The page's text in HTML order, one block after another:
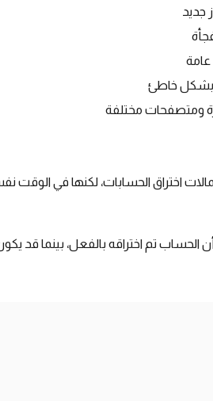
جديد
بشكل خاطئ
ومتصفحات مختلفة
اختراق الحسابات، لكنها في الوقت
الحساب تم اختراقه بالفعل، بينما قد